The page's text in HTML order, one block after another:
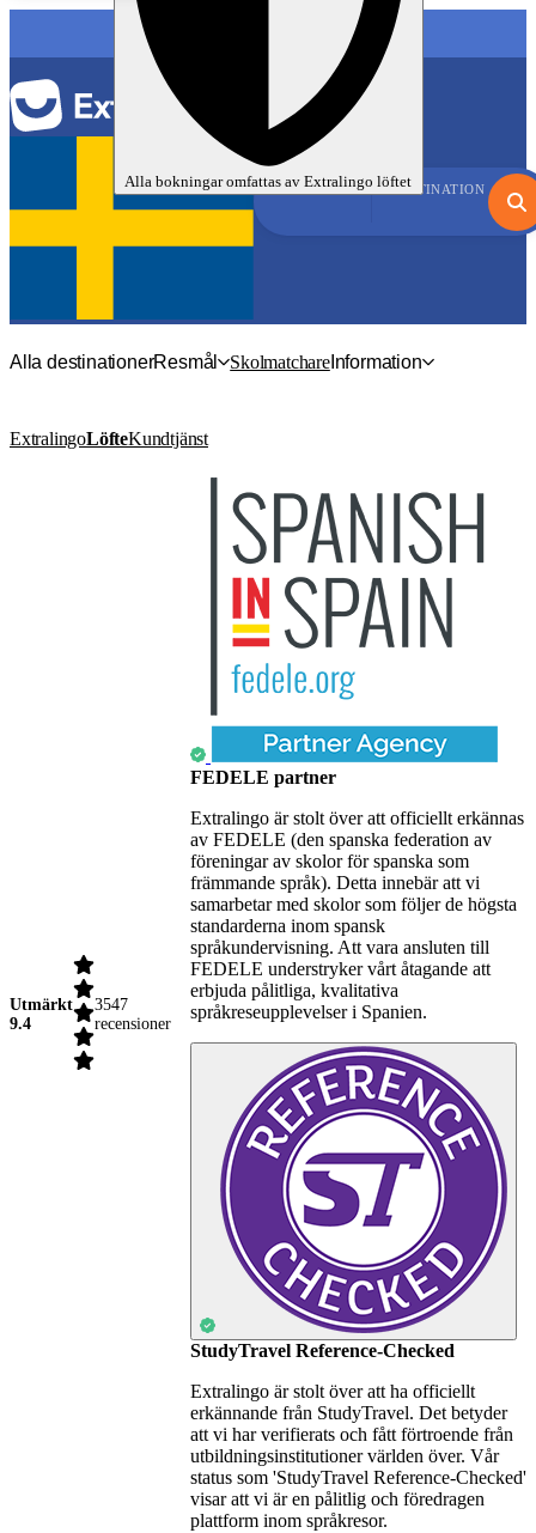
Alla bokningar omfattas av Extralingo löftet
SPRÅK DESTINATION
Alla destinationerResmål SkolmatchareInformation
ExtralingoLöfteKundtjänst
Utmärkt
9.4
3547
recensioner
FEDELE partner
Extralingo är stolt över att officiellt erkännas
av FEDELE (den spanska federation av
föreningar av skolor för spanska som
främmande språk). Detta innebär att vi
samarbetar med skolor som följer de högsta
standarderna inom spansk
språkundervisning. Att vara ansluten till
FEDELE understryker vårt åtagande att
erbjuda pålitliga, kvalitativa
språkreseupplevelser i Spanien.
StudyTravel Reference-Checked
Extralingo är stolt över att ha officiellt
erkännande från StudyTravel. Det betyder
att vi har verifierats och fått förtroende från
utbildningsinstitutioner världen över. Vår
status som 'StudyTravel Reference-Checked'
visar att vi är en pålitlig och föredragen
plattform inom språkresor.